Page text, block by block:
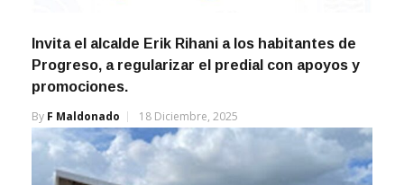
Invita el alcalde Erik Rihani a los habitantes de
Progreso, a regularizar el predial con apoyos y
promociones.
By F Maldonado 18 Diciembre, 2025